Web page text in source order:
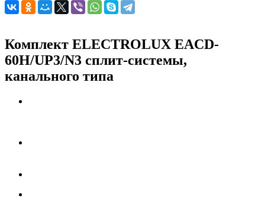
Комплект ELECTROLUX EACD-
60H/UP3/N3 сплит-системы,
канального типа